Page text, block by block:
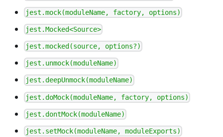
jest.mock(moduleName, factory, options)
jest.Mocked<Source>
jest.mocked(source, options?)
jest.unmock(moduleName)
jest.deepUnmock(moduleName)
jest.doMock(moduleName, factory, options)
jest.dontMock(moduleName)
jest.setMock(moduleName, moduleExports)